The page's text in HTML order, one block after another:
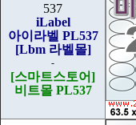
537
iLabel
아이라벨 PL537
[Lbm 라벨몰]
-
[스마트스토어]
비트몰 PL537